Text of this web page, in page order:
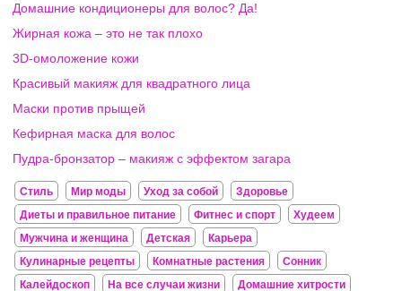
Домашние кондиционеры для волос? Да!
Жирная кожа – это не так плохо
3D-омоложение кожи
Красивый макияж для квадратного лица
Маски против прыщей
Кефирная маска для волос
Пудра-бронзатор – макияж с эффектом загара
Стиль Мир моды Уход за собой
Здоровье
Диеты и правильное питание
Фитнес и спорт
Худеем
Мужчина и женщина
Детская
Карьера
Кулинарные рецепты
Комнатные растения
Сонник
Калейдоскоп
На все случаи жизни
Домашние хитрости